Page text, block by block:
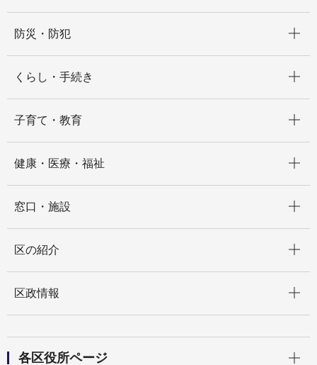
防災・防犯
くらし・手続き
子育て・教育
健康・医療・福祉
窓口・施設
区の紹介
区政情報
各区役所ページ